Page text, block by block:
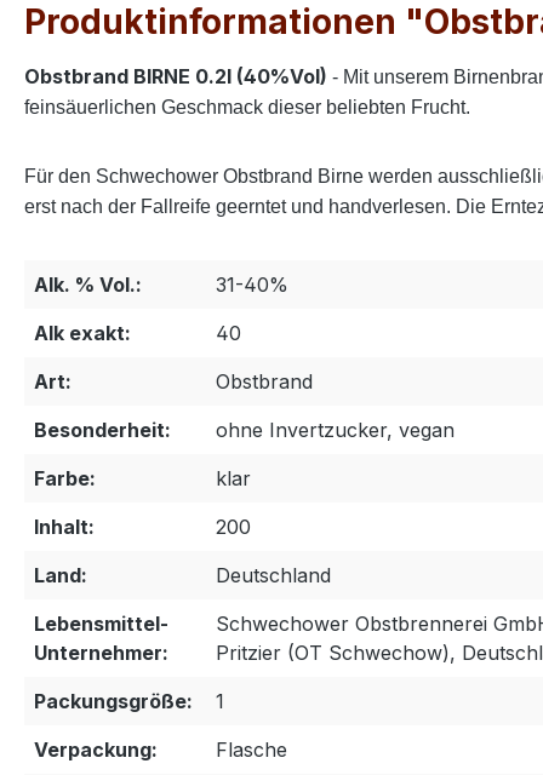
Produktinformationen
Obstbrand BIRNE 0.2l (40%Vol) - Mit unserem
feinsäuerlichen Geschmack dieser beliebten Frucht.
Für den Schwechower Obstbrand Birne werden
erst nach der Fallreife geerntet und handverlesen. Die
Alk. % Vol.:
31-40%
Alk exakt:
40
Art:
Obstbrand
Besonderheit:
ohne Invertzucker, vegan
Farbe:
klar
Inhalt:
200
Land:
Deutschland
Lebensmittel-
Unternehmer:
Schwechower Obstbrennerei
Pritzier (OT Schwechow),
Packungsgröße:
1
Verpackung:
Flasche